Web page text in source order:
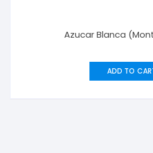
Azucar Blanca
ADD TO